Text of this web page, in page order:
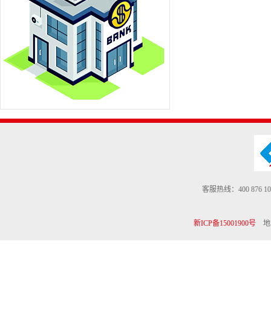
客服热线：400 876
新ICP备15001900号地